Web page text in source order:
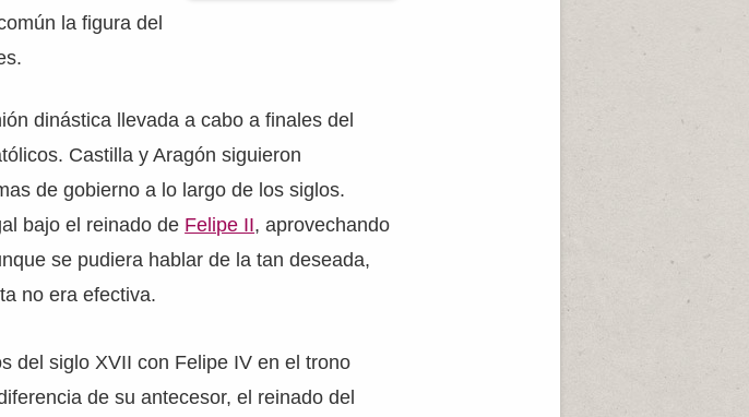
la figura del
dinástica llevada a cabo a finales del
Castilla y Aragón siguieron
de gobierno a lo largo de los siglos.
bajo el reinado de Felipe II, aprovechando
se pudiera hablar de la tan deseada,
no era efectiva.
del siglo XVII con Felipe IV en el trono
de su antecesor, el reinado del